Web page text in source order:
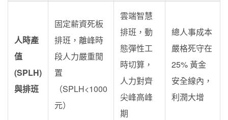
人時產
值
(SPLH)
與排班
固定薪資死板
排班，離峰時
段人力嚴重閒
置
（SPLH<1000
元）
雲端智慧
排班，動
態彈性工
時切算，
人力對齊
尖峰高峰
期
總人事成本
嚴格死守在
25% 黃金
安全線內，
利潤大增